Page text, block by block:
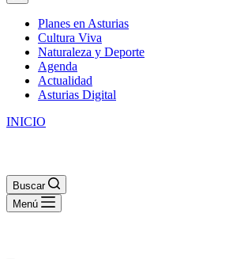
Planes en Asturias
Cultura Viva
Naturaleza y Deporte
Agenda
Actualidad
Asturias Digital
INICIO
Buscar
Menú